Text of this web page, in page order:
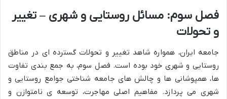
فصل سوم: مسائل روستایی و شهری – تغییر
و تحولات
جامعه ایران، همواره شاهد تغییر و تحولات گسترده ای در مناطق
روستایی و شهری خود بوده است. فصل سوم، به جمع بندی تفاوت
ها، همپوشانی ها و چالش های جامعه شناختی جوامع روستایی و
شهری می پردازد. مفاهیم اصلی مهاجرت، توسعه ی نامتوازن و